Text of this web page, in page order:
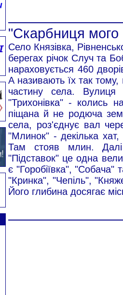
"Скарбниця мого
Село Князівка,
берегах річок Случ та
нараховується 460
А називають їх так
частину села.
"Трихонівка" - колись
піщана й не родюча
села, роз'єднує вал
"Млинок" - декілька хат,
Там стояв млин. Далі
"Підставок" це одна
є "Горобіївка", "Собача"
"Кринка", "Чепіль",
Його глибина досягає